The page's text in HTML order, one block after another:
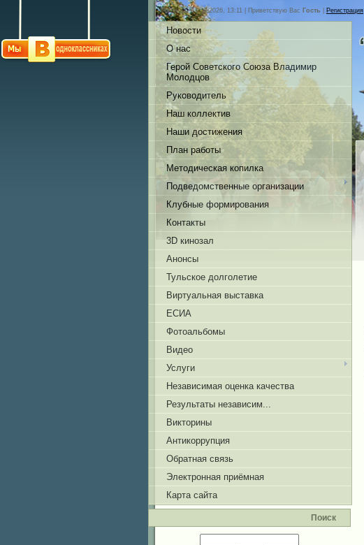
Пятница, 07.08.2026, 13:11 | Приветствую Вас Гость Регистрация
Новости
О нас
Герой Советского Союза Владимир
Молодцов
Руководитель
Наш коллектив
Наши достижения
План работы
Методическая копилка
Подведомственные организации
Клубные формирования
Контакты
3D кинозал
Анонсы
Тульское долголетие
Виртуальная выставка
ЕСИА
Фотоальбомы
Видео
Услуги
Независимая оценка качества
Результаты независим...
Викторины
Антикоррупция
Обратная связь
Электронная приёмная
Карта сайта
Поиск